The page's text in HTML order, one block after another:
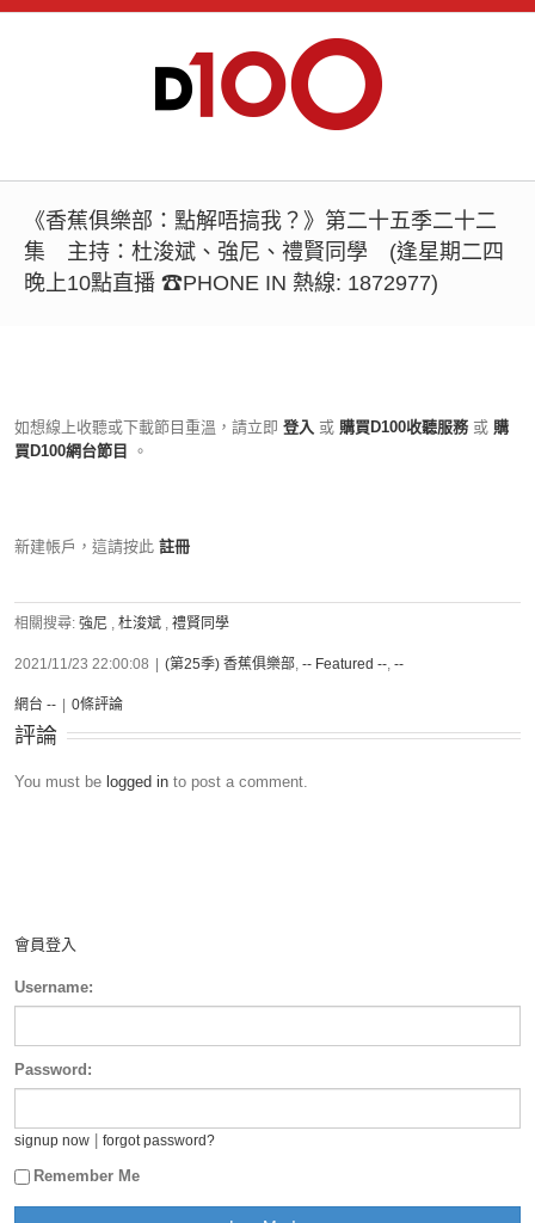
《香蕉俱樂部：點解唔搞我？》第二十五季二十二
集 主持：杜浚斌、強尼、禮賢同學 (逢星期二四
晚上10點直播 ☎PHONE IN 熱線: 1872977)
如想線上收聽或下載節目重溫，請立即 登入 或 購買D100收聽服務 或 購
買D100網台節目
。
新建帳戶，這請按此 註冊
相關搜尋: 強尼 , 杜浚斌 , 禮賢同學
2021/11/23 22:00:08 (第25季) 香蕉俱樂部, -- Featured --, --
網台 -- 0條評論
評論
You must be logged in to post a comment.
會員登入
Username:
Password:
signup now forgot password?
Remember Me